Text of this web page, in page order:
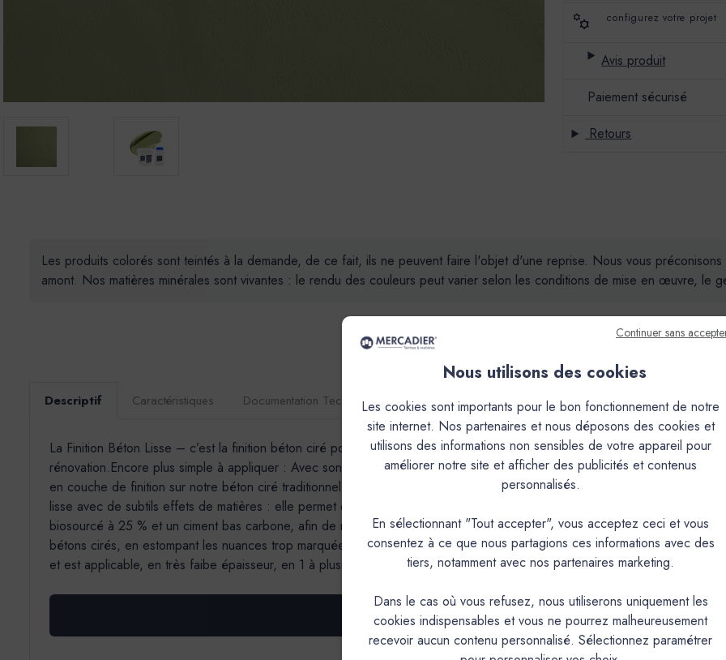
configurez votre projet
Avis produit
Paiement sécurisé
Retours
Les produits colorés sont teintés à la demande, de ce fait, ils ne peuvent faire l'objet d'une reprise. Nous vous
amont. Nos matières minérales sont vivantes : le rendu des couleurs peut varier selon les conditions de mise en œuvre, le
Descriptif Caractéristiques Documentation Technique Couleurs & Échantillons
La Finition Béton Lisse – c’est la finition béton ciré pour tous ceux qui recherchent un rendu lisse et uniforme, une
rénovation.Encore plus simple à appliquer : Avec son grain ultra fin et sa texture souple, la FBL rend la pose d’un béton
en couche de finition sur notre béton ciré traditionnel (EBC) sur les sols intérieurs (pièces d’eau inclues), elle simplifie les
lisse avec de subtils effets de matières : elle permet d’obtenir un rendu uniforme, idéal pour les intérieurs épurés ou
biosourcé à 25 % et un ciment bas carbone, afin de réduire l’empreinte environnementale sans compromis sur la
bétons cirés, en estompant les nuances trop marquées ou les traces du temps sans avoir à tout recommencer. La FBL
et est applicable, en très faibe épaisseur, en 1 à plusieurs couches à la lisseuse.
PRODUIT
Continuer sans
Nous utilisons des cookies
Les cookies sont importants pour le bon fonctionnement de notre
site internet. Nos partenaires et nous déposons des cookies et
utilisons des informations non sensibles de votre appareil pour
améliorer notre site et afficher des publicités et contenus
personnalisés.
En sélectionnant "Tout accepter", vous acceptez ceci et vous
consentez à ce que nous partagions ces informations avec des
tiers, notamment avec nos partenaires marketing.
Dans le cas où vous refusez, nous utiliserons uniquement les
cookies indispensables et vous ne pourrez malheureusement
recevoir aucun contenu personnalisé. Sélectionnez paramétrer